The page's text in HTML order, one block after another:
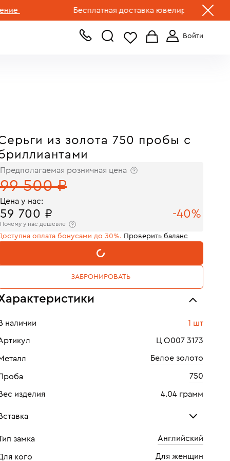
Бесплатная доставка ювелирных изделий по
+7 (499) 519-00-00
из золота 750 пробы с
Предполагаемая розничная цена
99 500 ₽
Цена у нас:
59 700 ₽ -40%
Почему у нас дешевле
оплата бонусами до 30%. Проверить баланс
В КОРЗИНУ
ЗАБРОНИРОВАТЬ
наличии 1 шт
Ц О007 3173
Белое золото
750
изделия 4.04 грамм
Бриллиант
замка Английский
кого Для женщин